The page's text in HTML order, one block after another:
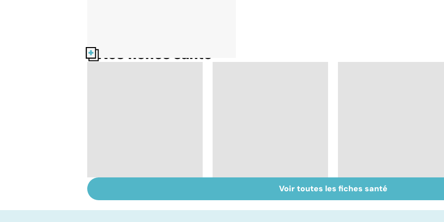
Nos fiches santé
pulmonaire
Le TDAH, un trouble
de l'attention avec
Accident vasculaire
cérébral : l'enfant
Voir toutes les fiches santé